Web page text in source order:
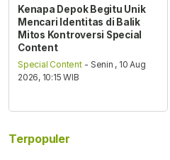
Kenapa Depok Begitu Unik
Mencari Identitas di Balik
Mitos Kontroversi Special
Content
Special Content - Senin , 10 Aug
2026, 10:15 WIB
Terpopuler